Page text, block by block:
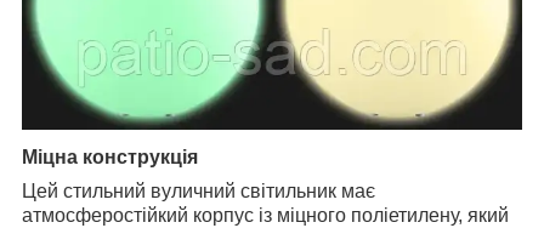
Міцна конструкція
Цей стильний вуличний світильник має
атмосферостійкий корпус із міцного поліетилену, який